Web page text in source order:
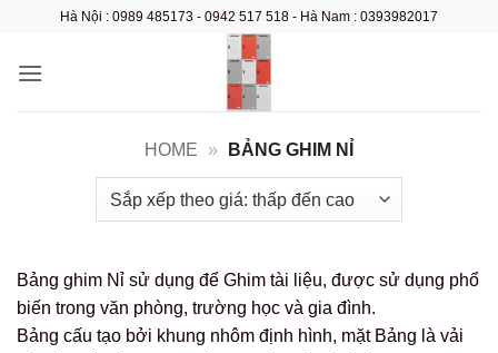
nội
Hà Nội : 0989 485173 - 0942 517 518 - Hà Nam : 0393982017
HOME » BẢNG GHIM NỈ
Bảng ghim Nỉ sử dụng để Ghim tài liệu, được sử dụng phổ
biến trong văn phòng, trường học và gia đình.
Bảng cấu tạo bởi khung nhôm định hình, mặt Bảng là vải